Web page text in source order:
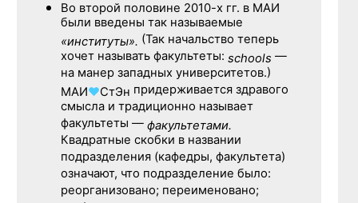
Во второй половине 2010-х гг. в МАИ
были введены так называемые
«институты». (Так начальство теперь
хочет называть факультеты: schools —
на манер западных университетов.)
МАИ♥СтЭн придерживается здравого
смысла и традиционно называет
факультеты — факультетами.
Квадратные скобки в названии
подразделения (кафедры, факультета)
означают, что подразделение было:
реорганизовано; переименовано;